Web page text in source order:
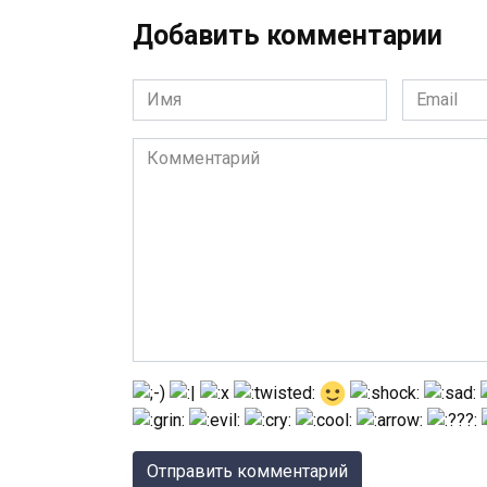
Добавить комментарии
Имя
*
Email
*
Комментарий